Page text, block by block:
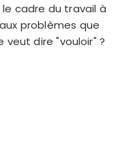
cadre du travail à
problèmes que
veut dire "vouloir" ?